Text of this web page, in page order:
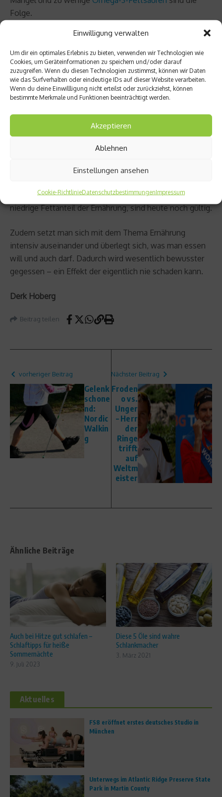
Einwilligung verwalten
Um dir ein optimales Erlebnis zu bieten, verwenden wir Technologien wie
Cookies, um Geräteinformationen zu speichern und/oder darauf
zuzugreifen. Wenn du diesen Technologien zustimmst, können wir Daten
wie das Surfverhalten oder eindeutige IDs auf dieser Website verarbeiten.
Wenn du deine Einwillligung nicht erteilst oder zurückziehst, können
bestimmte Merkmale und Funktionen beeinträchtigt werden.
Akzeptieren
Ablehnen
Einstellungen ansehen
Cookie-RichtlinieDatenschutzbestimmungenImpressum
Folge.
Was das Thema Säure-Basen-Haushalt angeht, bestehe
für den gesunden Menschen keine Gefahr zu
übersäuern. Somit bringt eine Ernährung überwiegend
aus Kohlenhydraten keinen Vorteil.
Fazit
Medizinisch sind die Theorien, die der Trennkost zu
Grunde liegen mittlerweile widerlegt. Dennoch kann
Hays Zeiten, durchaus Vorteile mit sich bringen. Die
natürliche Lebensmittel zu sich zu nehmen und der
niedrige Fettanteil der Ernährung, sind heute noch gültig.
Zudem setzt man sich mit dem Thema Ernährung
intensiv auseinander und überlegt sich, was man essen
will und auch darf. Dadurch wird wesentlich bewusster
gegessen – ein Effekt der eigentlich nie schaden kann.
Derk Hoberg
Beitrag teilen
vorheriger Beitrag
Gelenk
schone
nd:
Nordic
Walkin
g
Nächster Beitrag
Froden
o vs.
Unger
– Herr
der
Ringe
trifft
auf
Weltm
eister
Ähnliche Beiträge
Auch bei Hitze gut schlafen –
Schlaftipps für heiße
Sommernächte
9. Juli 2023
Diese 5 Öle sind wahre
Schlankmacher
3. März 2021
Aktuelles
FS8 eröffnet erstes deutsches Studio in
München
Unterwegs im Atlantic Ridge Preserve State
Park in Martin County